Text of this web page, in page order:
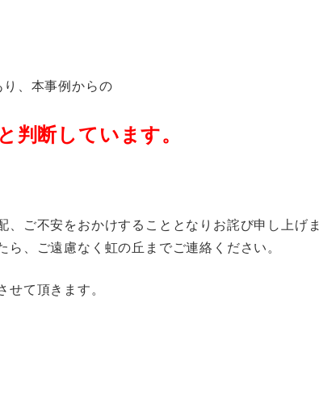
、本事例からの
判断しています。
ご不安をおかけすることとなりお詫び申し上げま
、ご遠慮なく虹の丘までご連絡ください。
せて頂きます。